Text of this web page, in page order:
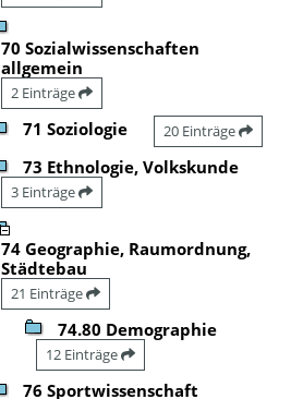
70 Sozialwissenschaften
allgemein
2 Einträge
71 Soziologie 20 Einträge
73 Ethnologie, Volkskunde
3 Einträge
74 Geographie, Raumordnung,
Städtebau
21 Einträge
74.80 Demographie
12 Einträge
76 Sportwissenschaft